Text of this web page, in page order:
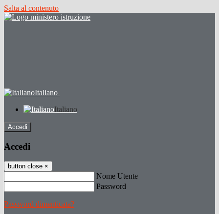
Salta al contenuto
Italiano
Italiano
Accedi
Accedi
button close ×
Nome Utente
Password
Password dimenticata?